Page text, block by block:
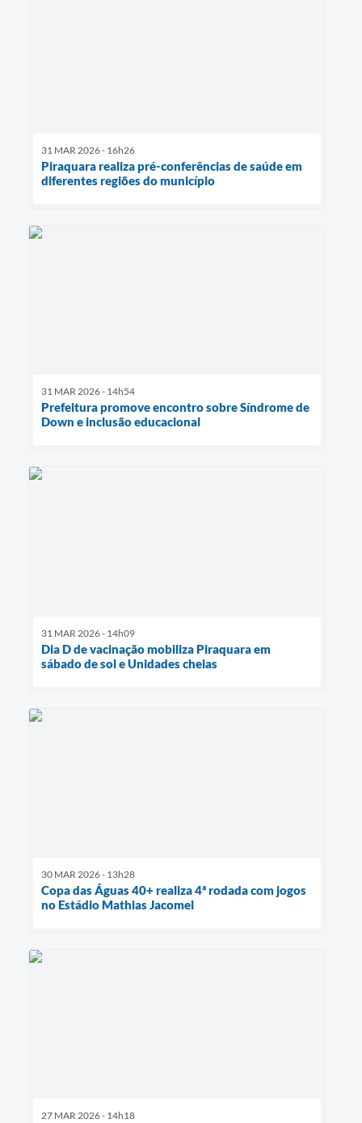
31 MAR 2026 - 16h26
Piraquara realiza pré-conferências de saúde em
diferentes regiões do município
31 MAR 2026 - 14h54
Prefeitura promove encontro sobre Síndrome de
Down e inclusão educacional
31 MAR 2026 - 14h09
Dia D de vacinação mobiliza Piraquara em
sábado de sol e Unidades cheias
30 MAR 2026 - 13h28
Copa das Águas 40+ realiza 4ª rodada com jogos
no Estádio Mathias Jacomel
27 MAR 2026 - 14h18